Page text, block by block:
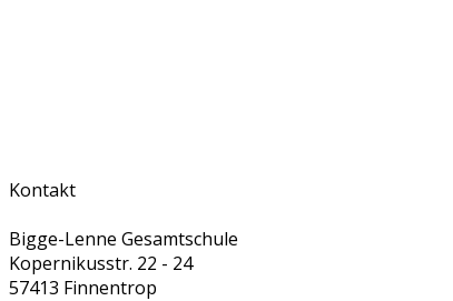
Kontakt
Bigge-Lenne Gesamtschule
Kopernikusstr. 22 - 24
57413 Finnentrop